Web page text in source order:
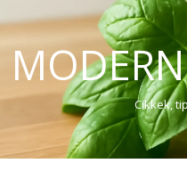
Cikkek,